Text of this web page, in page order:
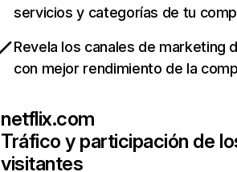
servicios y categorías de tu
Revela los canales de marketing
con mejor rendimiento de la
netflix.com
Tráfico y participación de
visitantes